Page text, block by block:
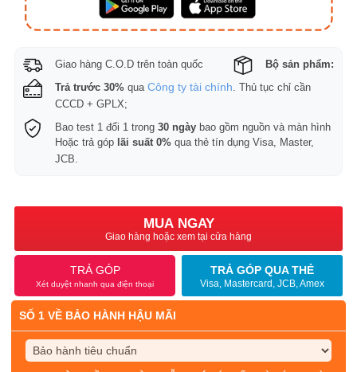
Giao hàng C.O.D trên toàn quốc
Bộ sản phẩm:
Trả trước 30% quaCông ty tài chính . Thủ tục chỉ cần
CCCD + GPLX;
Bao test 1 đổi 1 trong30 ngày bao gồm nguồn và màn hình
Hoặc trả góp lãi suất 0% qua thẻ tín dụng Visa, Master,
JCB.
MUA NGAY
Giao hàng hoặc xem tại cửa hàng
TRẢ GÓP
Xét duyệt nhanh qua điện thoại
TRẢ GÓP QUA THẺ
Visa, Mastercard, JCB, Amex
SỐ 1 VỀ BẢO HÀNH HẬU MÃI